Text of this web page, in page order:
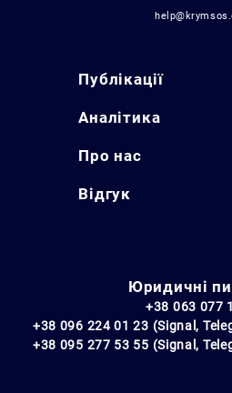
Публікації
Аналітика
Про нас
Відгук
Юридичні
+38 063 077
+38 096 224 01 23 (Signal,
+38 095 277 53 55 (Signal,